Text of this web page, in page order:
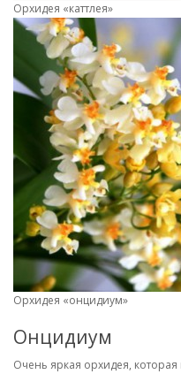
Орхидея «каттлея»
Орхидея «онцидиум»
Онцидиум
Очень яркая орхидея,